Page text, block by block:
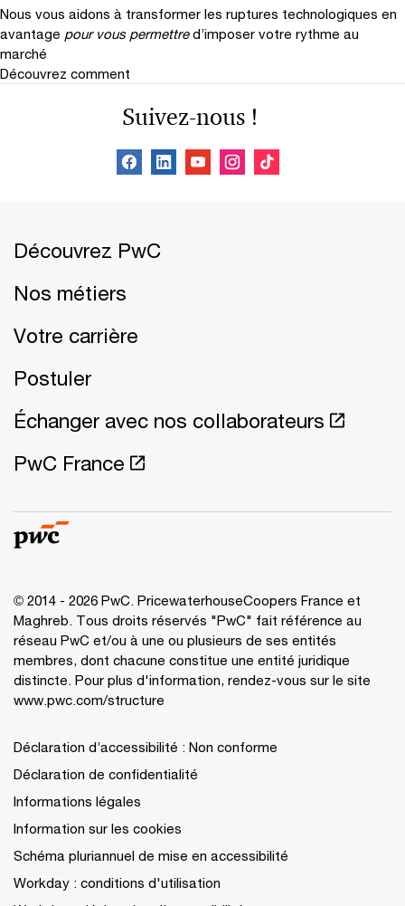
Nous vous aidons à transformer les ruptures technologiques en
avantage pour vous permettre d’imposer votre rythme au
marché
Découvrez comment
Suivez-nous !
Découvrez PwC
Nos métiers
Votre carrière
Postuler
Échanger avec nos collaborateurs
PwC France
© 2014 - 2026 PwC. PricewaterhouseCoopers France et
Maghreb. Tous droits réservés "PwC" fait référence au
réseau PwC et/ou à une ou plusieurs de ses entités
membres, dont chacune constitue une entité juridique
distincte. Pour plus d'information, rendez-vous sur le site
www.pwc.com/structure
Déclaration d’accessibilité : Non conforme
Déclaration de confidentialité
Informations légales
Information sur les cookies
Schéma pluriannuel de mise en accessibilité
Workday : conditions d'utilisation